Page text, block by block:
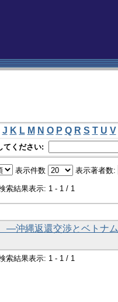
J K L M N O P Q R S T U V
てください:
表示件数 表示著者数:
索結果表示: 1 - 1 / 1
―沖縄返還交渉とベトナム
索結果表示: 1 - 1 / 1